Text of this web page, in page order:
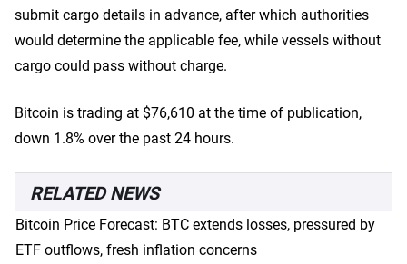
submit cargo details in advance, after which authorities
would determine the applicable fee, while vessels without
cargo could pass without charge.
Bitcoin is trading at $76,610 at the time of publication,
down 1.8% over the past 24 hours.
RELATED NEWS
Bitcoin Price Forecast: BTC extends losses, pressured by
ETF outflows, fresh inflation concerns